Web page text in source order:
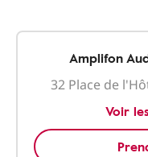
Amplifon
32 Place de
Voir